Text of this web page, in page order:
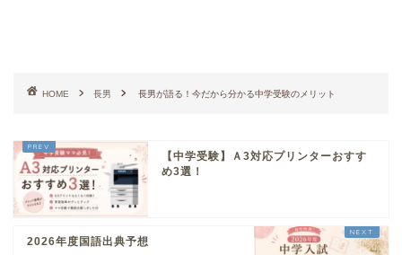
HOME 長男 長男が語る！今だから分かる中学受験のメリット
【中学受験】Ａ3対応プリンターおすす
め3選！
2026年度国語出典予想